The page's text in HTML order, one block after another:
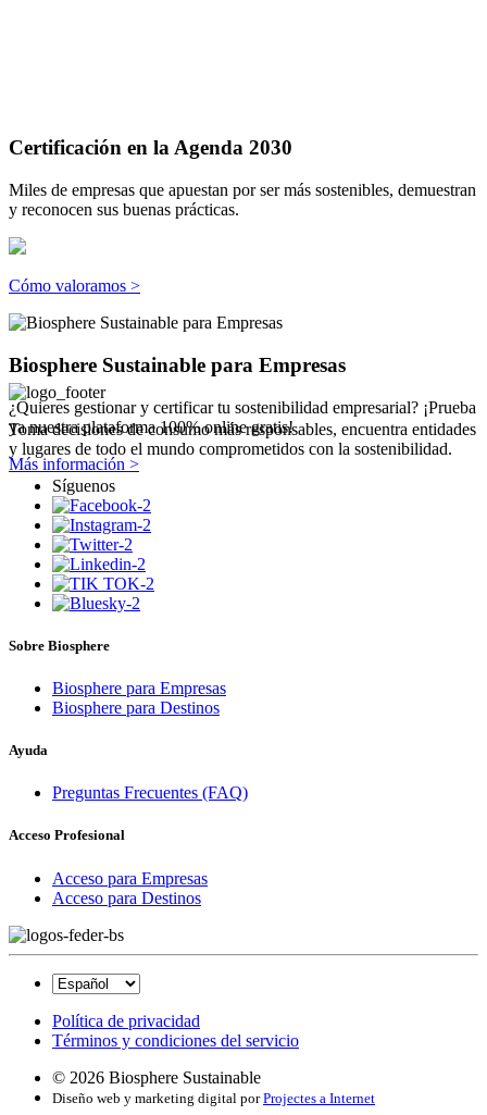
Certificación en la Agenda 2030
Miles de empresas que apuestan por ser más sostenibles, demuestran
y reconocen sus buenas prácticas.
Cómo valoramos >
Biosphere Sustainable para Empresas
¿Quieres gestionar y certificar tu sostenibilidad empresarial? ¡Prueba
ya nuestra plataforma 100% online gratis!
Más información >
Toma decisiones de consumo más responsables, encuentra entidades
y lugares de todo el mundo comprometidos con la sostenibilidad.
Síguenos
Sobre Biosphere
Biosphere para Empresas
Biosphere para Destinos
Ayuda
Preguntas Frecuentes (FAQ)
Acceso Profesional
Acceso para Empresas
Acceso para Destinos
Política de privacidad
Términos y condiciones del servicio
© 2026 Biosphere Sustainable
Diseño web y marketing digital porProjectes a Internet